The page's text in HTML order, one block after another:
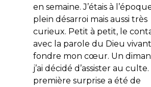
en semaine. J’étais à
plein désarroi mais aussi très
curieux. Petit à petit, le
avec la parole du Dieu
fondre mon cœur. Un
j’ai décidé d’assister au culte.
première surprise a été de